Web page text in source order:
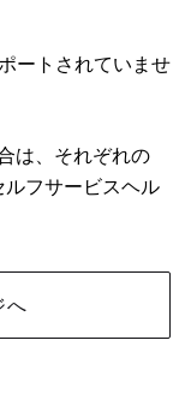
ートされていませ
は、それぞれの
フサービスヘル
へ